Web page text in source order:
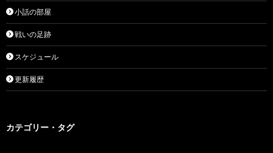
小話の部屋
戦いの足跡
スケジュール
更新履歴
カテゴリー・タグ